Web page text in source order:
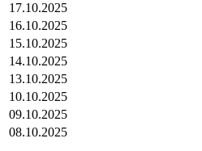
17.10.2025
16.10.2025
15.10.2025
14.10.2025
13.10.2025
10.10.2025
09.10.2025
08.10.2025